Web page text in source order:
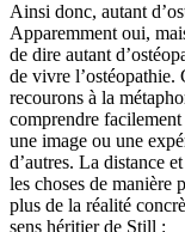
Ainsi donc, autant
Apparemment oui,
de dire autant
de vivre l’ostéopathie.
recourons à la
comprendre
une image ou une
d’autres. La distance
les choses de manière
plus de la réalité
sens héritier de Still :